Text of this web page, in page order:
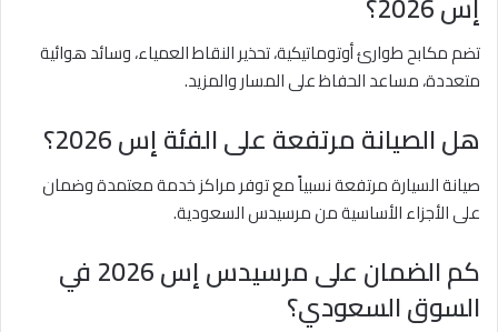
تضم مكابح طوارئ أوتوماتيكية، تحذير النقاط العمياء، وسائد هوائية
متعددة، مساعد الحفاظ على المسار والمزيد.
هل الصيانة مرتفعة على الفئة إس 2026؟
صيانة السيارة مرتفعة نسبياً مع توفر مراكز خدمة معتمدة وضمان
على الأجزاء الأساسية من مرسيدس السعودية.
كم الضمان على مرسيدس إس 2026 في
السوق السعودي؟